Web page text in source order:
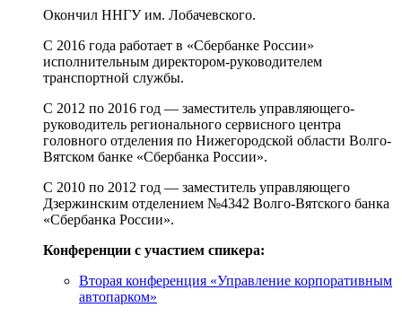
Окончил ННГУ им. Лобачевского.
С 2016 года работает в «Сбербанке России»
исполнительным директором-руководителем
транспортной службы.
С 2012 по 2016 год — заместитель управляющего-
руководитель регионального сервисного центра
головного отделения по Нижегородской области Волго-
Вятском банке «Сбербанка России».
С 2010 по 2012 год — заместитель управляющего
Дзержинским отделением №4342 Волго-Вятского банка
«Сбербанка России».
Конференции с участием спикера:
Вторая конференция «Управление корпоративным
автопарком»